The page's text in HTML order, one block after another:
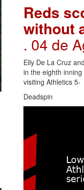
Reds
without
. 04 de
Elly De La Cruz
in the eighth
visiting Athletics 5-
Deadspin